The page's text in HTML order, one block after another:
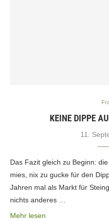
KEINE DIPPE
11.
Das Fazit gleich zu Beginn:
mies, nix zu gucke für den
Jahren mal als Markt für
nichts anderes …
Mehr lesen